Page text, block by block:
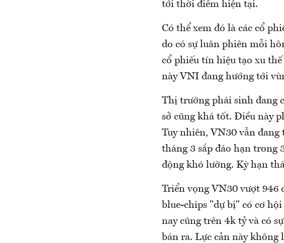
tới thời điểm hiện tại.
Có thể xem đó là các cổ
do có sự luân phiên mỗi
cổ phiếu tín hiệu tạo xu
này VNI đang hướng tới
Thị trường phái sinh đang
sở cũng khá tốt. Điều này
Tuy nhiên, VN30 vẫn
tháng 3 sắp đáo hạn trong
động khó lường. Kỳ hạn
Triển vọng VN30 vượt 946
blue-chips "dự bị" có cơ
nay cũng trên 4k tỷ và có
bán ra. Lực cản này